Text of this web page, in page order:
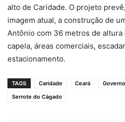
alto de Caridade. O projeto
imagem atual, a construção de
Antônio com 36 metros de
capela, áreas comerciais,
estacionamento.
TAGS Caridade Ceará
Serrote do Cágado